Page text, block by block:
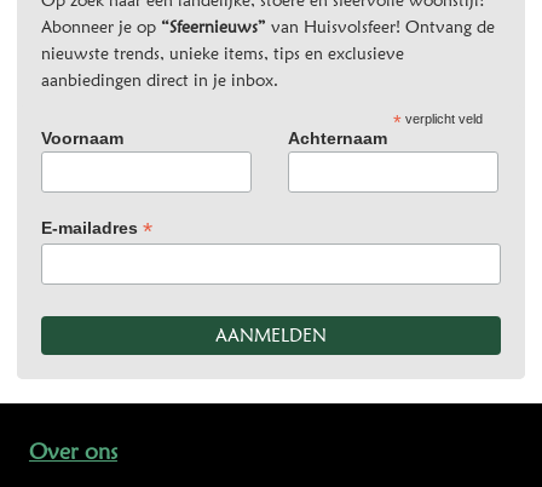
Abonneer je op “Sfeernieuws” van Huisvolsfeer! Ontvang de
nieuwste trends, unieke items, tips en exclusieve
aanbiedingen direct in je inbox.
*verplicht veld
Voornaam Achternaam
E-mailadres *
Over ons